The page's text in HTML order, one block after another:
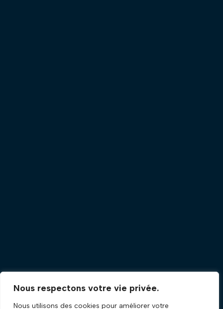
Nous respectons votre vie privée.
Nous utilisons des cookies pour améliorer votre